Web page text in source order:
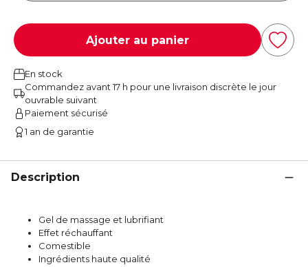
Ajouter au panier
En stock
Commandez avant 17 h pour une livraison discrète le jour
ouvrable suivant
Paiement sécurisé
1 an de garantie
Description
Gel de massage et lubrifiant
Effet réchauffant
Comestible
Ingrédients haute qualité